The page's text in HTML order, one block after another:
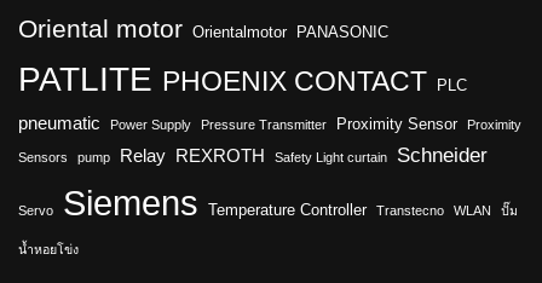
Oriental motor Orientalmotor PANASONIC
PATLITE PHOENIX CONTACT PLC
pneumatic Power Supply Pressure Transmitter Proximity Sensor Proximity
Sensors pump Relay REXROTH Safety Light curtain Schneider
Servo Siemens Temperature Controller Transtecno WLAN ปั๊ม
น้ำหอยโข่ง